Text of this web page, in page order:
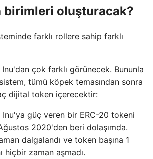
birimleri oluşturacak?
farklı rollere sahip farklı
çok farklı görünecek. Bununla
tümü köpek temasından sonra
dijital token içerecektir:
Inu'ya güç veren bir ERC-20 tokeni
2020'den beri dolaşımda.
dalgalandı ve token başına 1
hiçbir zaman aşmadı.